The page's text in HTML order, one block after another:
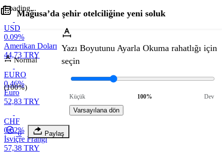
Loading...
USD
0.09%
Amerikan Doları
44,73 TRY
EURO
0.46%
Euro
52,83 TRY
CHF
0.62%
İsviçre Frangı
57,38 TRY
Mağusa’da şehir otelciliğine yeni soluk
Normal
(100%)
Yazı Boyutunu Ayarla Okuma rahatlığı için
seçin
Küçük 100% Dev
Varsayılana dön
0 Paylaş